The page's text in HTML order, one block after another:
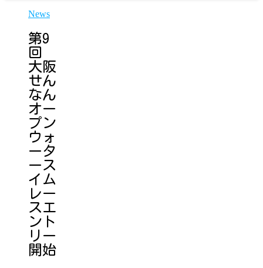
News
第9
回
大阪
せん
なん
オー
プン
ウォ
ータ
ース
イム
レー
スエ
ント
リー
開始